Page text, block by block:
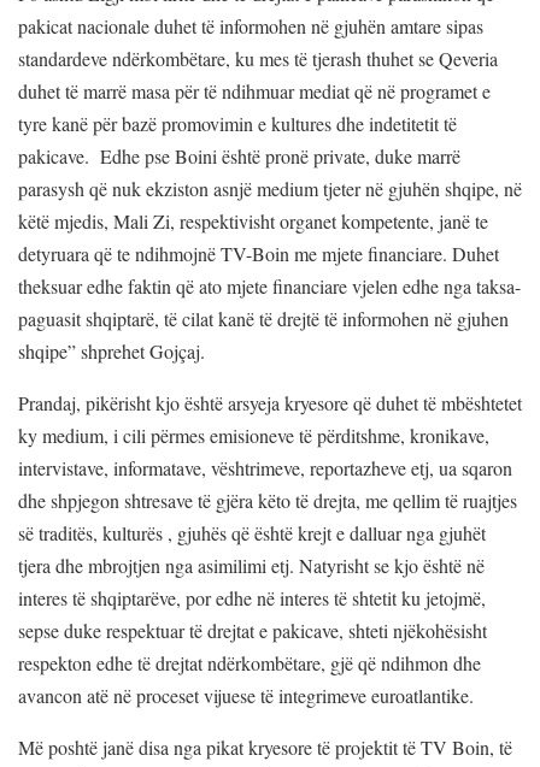
pakicat nacionale duhet të informohen në gjuhën amtare sipas
standardeve ndërkombëtare, ku mes të tjerash thuhet se Qeveria
duhet të marrë masa për të ndihmuar mediat që në programet e
tyre kanë për bazë promovimin e kultures dhe indetitetit të
pakicave. Edhe pse Boini është pronë private, duke marrë
parasysh që nuk ekziston asnjë medium tjeter në gjuhën shqipe, në
këtë mjedis, Mali Zi, respektivisht organet kompetente, janë te
detyruara që te ndihmojnë TV-Boin me mjete financiare. Duhet
theksuar edhe faktin që ato mjete financiare vjelen edhe nga taksa-
paguasit shqiptarë, të cilat kanë të drejtë të informohen në gjuhen
shqipe” shprehet Gojçaj.
Prandaj, pikërisht kjo është arsyeja kryesore që duhet të mbështetet
ky medium, i cili përmes emisioneve të përditshme, kronikave,
intervistave, informatave, vështrimeve, reportazheve etj, ua sqaron
dhe shpjegon shtresave të gjëra këto të drejta, me qellim të ruajtjes
së traditës, kulturës , gjuhës që është krejt e dalluar nga gjuhët
tjera dhe mbrojtjen nga asimilimi etj. Natyrisht se kjo është në
interes të shqiptarëve, por edhe në interes të shtetit ku jetojmë,
sepse duke respektuar të drejtat e pakicave, shteti njëkohësisht
respekton edhe të drejtat ndërkombëtare, gjë që ndihmon dhe
avancon atë në proceset vijuese të integrimeve euroatlantike.
Më poshtë janë disa nga pikat kryesore të projektit të TV Boin, të